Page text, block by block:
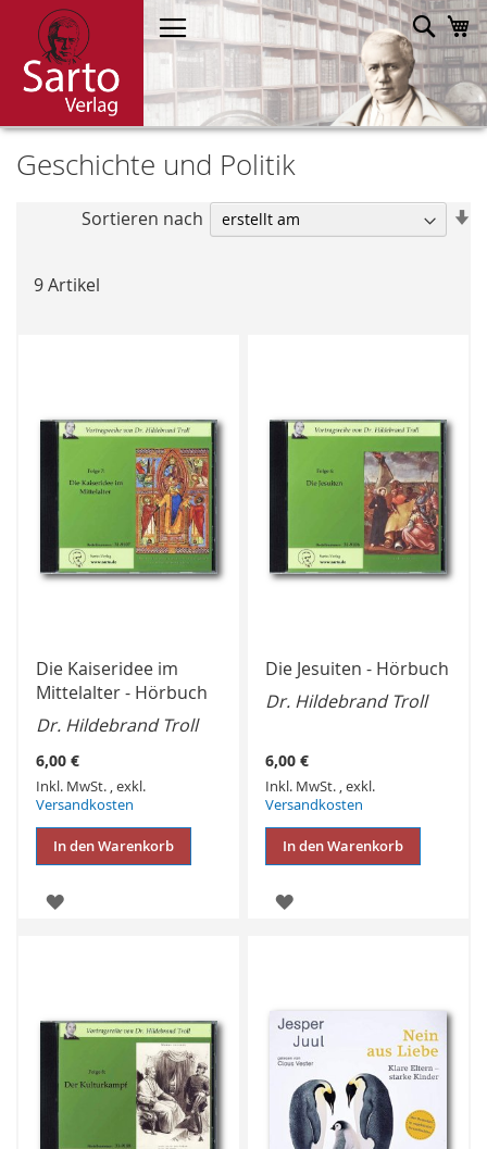
Direkt
zum
Inhalt
Geschichte und Politik
9Artikel
Sortieren nach
Die Kaiseridee im
Mittelalter - Hörbuch
Dr. Hildebrand Troll
6,00 €
Inkl. MwSt. ,exkl.
Versandkosten
In den Warenkorb
ZUR
Die Jesuiten - Hörbuch
Dr. Hildebrand Troll
6,00 €
Inkl. MwSt. ,exkl.
Versandkosten
In den Warenkorb
ZUR